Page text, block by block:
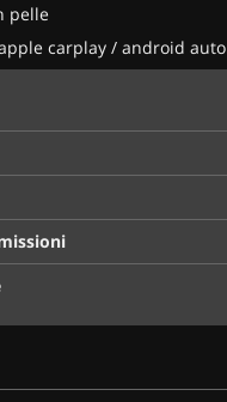
pelle
carplay / android auto